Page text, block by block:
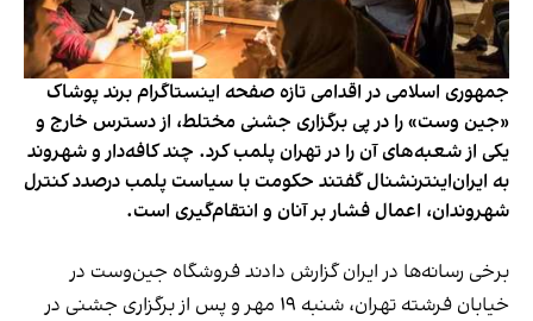
جمهوری اسلامی در اقدامی تازه صفحه اینستاگرام برند پوشاک
«جین وست» را در پی برگزاری جشنی مختلط، از دسترس خارج و
یکی از شعبه‌های آن را در تهران پلمب کرد. چند کافه‌‌دار و شهروند
به ایران‌اینترنشنال گفتند حکومت با سیاست پلمب درصدد کنترل
شهروندان، اعمال فشار بر آنان و انتقام‌گیری است.
برخی رسانه‌ها در ایران گزارش دادند فروشگاه جین‌وست در
خیابان فرشته تهران، شنبه ۱۹ مهر و پس از برگزاری جشنی در